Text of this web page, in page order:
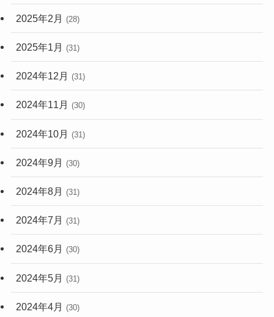
2025年2月 (28)
2025年1月 (31)
2024年12月 (31)
2024年11月 (30)
2024年10月 (31)
2024年9月 (30)
2024年8月 (31)
2024年7月 (31)
2024年6月 (30)
2024年5月 (31)
2024年4月 (30)